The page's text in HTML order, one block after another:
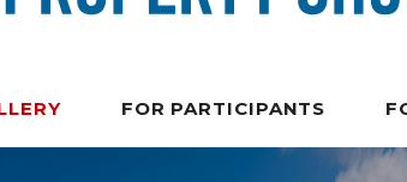
FOR PARTICIPANTS